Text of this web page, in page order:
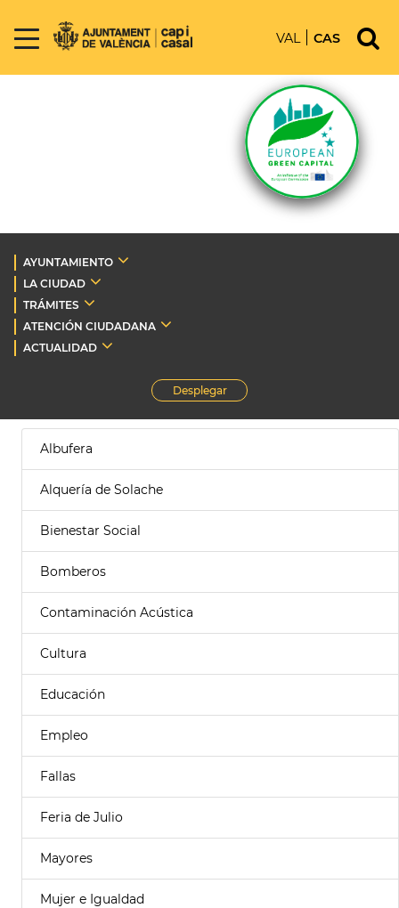
VAL CAS
AYUNTAMIENTO
LA CIUDAD
TRÁMITES
ATENCIÓN CIUDADANA
ACTUALIDAD
Desplegar
Albufera
Alquería de Solache
Bienestar Social
Bomberos
Contaminación Acústica
Cultura
Educación
Empleo
Fallas
Feria de Julio
Mayores
Mujer e Igualdad